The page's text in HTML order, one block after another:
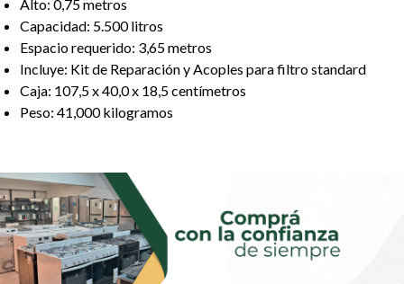
Alto: 0,75 metros
Capacidad: 5.500 litros
Espacio requerido: 3,65 metros
Incluye: Kit de Reparación y Acoples para filtro standard
Caja: 107,5 x 40,0 x 18,5 centímetros
Peso: 41,000 kilogramos